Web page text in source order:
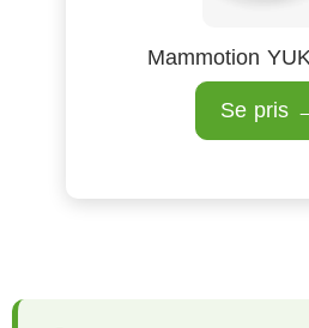
Mammotion
Se pris